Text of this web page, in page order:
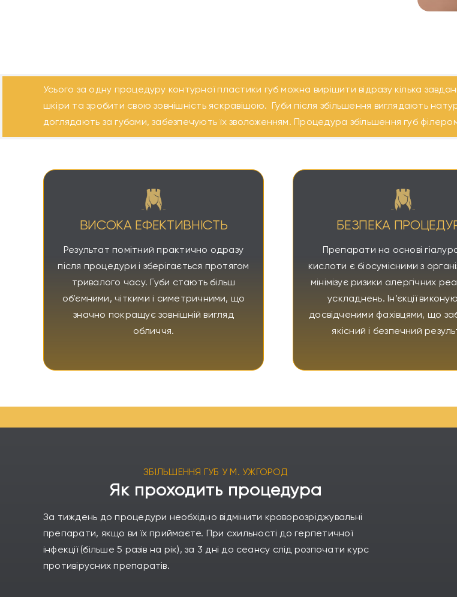
Усього за одну процедуру контурної пластики губ можна вирішити відразу кілька
шкіри та зробити свою зовнішність яскравішою.
Губи після збільшення виглядають
доглядають за губами, забезпечують їх зволоженням. Процедура збільшення губ
ВИСОКА ЕФЕКТИВНІСТЬ
Результат помітний практично одразу
після процедури і зберігається протягом
тривалого часу. Губи стають більш
об’ємними, чіткими і симетричними, що
значно покращує зовнішній вигляд
обличчя.
БЕЗПЕКА
Препарати на основі
кислоти є біосумісними з
мінімізує ризики алергічних
ускладнень. Ін’єкції
досвідченими фахівцями, що
якісний і безпечний
ЗБІЛЬШЕННЯ ГУБ У М. УЖГОРОД
Як проходить процедура
За тиждень до процедури необхідно відмінити кроворозріджувальні
препарати, якщо ви їх приймаєте. При схильності до герпетичної
інфекції (більше 5 разів на рік), за 3 дні до сеансу слід розпочати курс
противірусних препаратів.